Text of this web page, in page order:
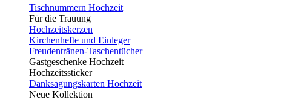
Tischnummern Hochzeit
Für die Trauung
Hochzeitskerzen
Kirchenhefte und Einleger
Freudentränen-Taschentücher
Gastgeschenke Hochzeit
Hochzeitssticker
Danksagungskarten Hochzeit
Neue Kollektion